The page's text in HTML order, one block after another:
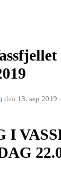
den 13. sep 2019
I